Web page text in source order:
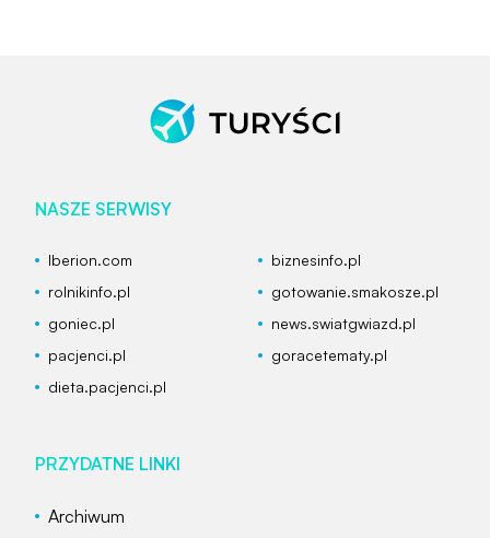
NASZE SERWISY
Iberion.com
biznesinfo.pl
rolnikinfo.pl
gotowanie.smakosze.pl
goniec.pl
news.swiatgwiazd.pl
pacjenci.pl
goracetematy.pl
dieta.pacjenci.pl
PRZYDATNE LINKI
Archiwum